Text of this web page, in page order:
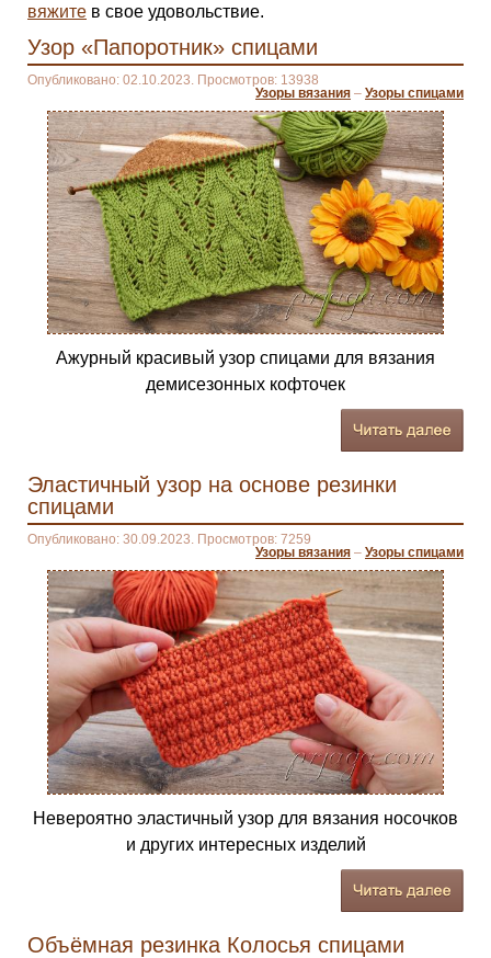
вяжите в свое удовольствие.
Узор «Папоротник» спицами
Опубликовано: 02.10.2023. Просмотров: 13938
Узоры вязания – Узоры спицами
Ажурный красивый узор спицами для вязания
демисезонных кофточек
Эластичный узор на основе резинки
спицами
Опубликовано: 30.09.2023. Просмотров: 7259
Узоры вязания – Узоры спицами
Невероятно эластичный узор для вязания носочков
и других интересных изделий
Объёмная резинка Колосья спицами